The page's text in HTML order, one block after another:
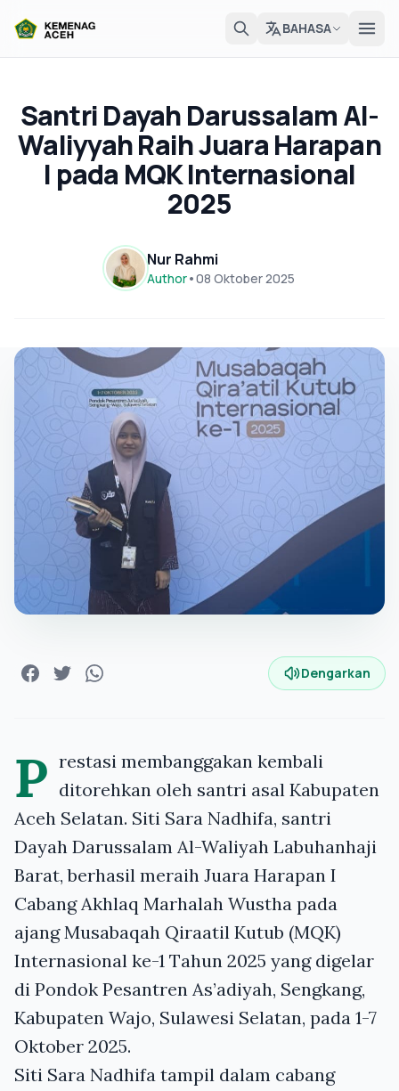
BAHASA
Santri Dayah Darussalam Al-
Waliyyah Raih Juara Harapan
I pada MQK Internasional
2025
Nur Rahmi
Author•08 Oktober 2025
Dengarkan
P restasi membanggakan kembali
ditorehkan oleh santri asal Kabupaten
Aceh Selatan. Siti Sara Nadhifa, santri
Dayah Darussalam Al-Waliyah Labuhanhaji
Barat, berhasil meraih Juara Harapan I
Cabang Akhlaq Marhalah Wustha pada
ajang Musabaqah Qiraatil Kutub (MQK)
Internasional ke-1 Tahun 2025 yang digelar
di Pondok Pesantren As’adiyah, Sengkang,
Kabupaten Wajo, Sulawesi Selatan, pada 1-7
Oktober 2025.
Siti Sara Nadhifa tampil dalam cabang